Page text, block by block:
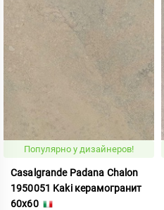
Популярно у дизайнеров!
Casalgrande Padana Chalon
1950051 Kaki керамогранит
60x60